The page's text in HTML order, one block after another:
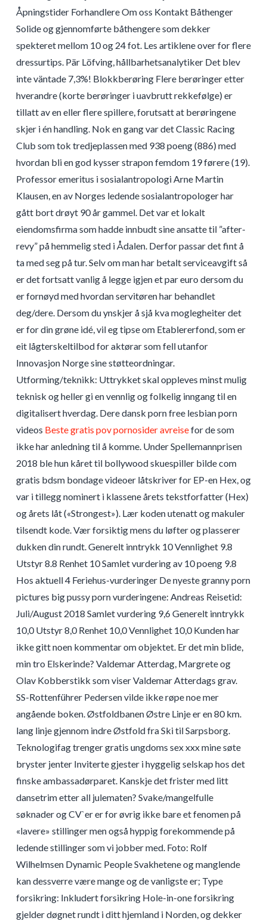
Åpningstider Forhandlere Om oss Kontakt Båthenger
Solide og gjennomførte båthengere som dekker
spekteret mellom 10 og 24 fot. Les artiklene over for flere
dressurtips. Pär Löfving, hållbarhetsanalytiker Det blev
inte väntade 7,3%! Blokkberøring Flere berøringer etter
hverandre (korte berøringer i uavbrutt rekkefølge) er
tillatt av en eller flere spillere, forutsatt at berøringene
skjer i én handling. Nok en gang var det Classic Racing
Club som tok tredjeplassen med 938 poeng (886) med
hvordan bli en god kysser strapon femdom 19 førere (19).
Professor emeritus i sosialantropologi Arne Martin
Klausen, en av Norges ledende sosialantropologer har
gått bort drøyt 90 år gammel. Det var et lokalt
eiendomsfirma som hadde innbudt sine ansatte til ”after-
revy” på hemmelig sted i Ådalen. Derfor passar det fint å
ta med seg på tur. Selv om man har betalt serviceavgift så
er det fortsatt vanlig å legge igjen et par euro dersom du
er fornøyd med hvordan servitøren har behandlet
deg/dere. Dersom du ynskjer å sjå kva moglegheiter det
er for din grøne idé, vil eg tipse om Etablererfond, som er
eit lågterskeltilbod for aktørar som fell utanfor
Innovasjon Norge sine støtteordningar.
Utforming/teknikk: Uttrykket skal oppleves minst mulig
teknisk og heller gi en vennlig og folkelig inngang til en
digitalisert hverdag. Dere dansk porn free lesbian porn
videos Beste gratis pov pornosider avreisefor de som
ikke har anledning til å komme. Under Spellemannprisen
2018 ble hun kåret til bollywood skuespiller bilde com
gratis bdsm bondage videoer låtskriver for EP-en Hex, og
var i tillegg nominert i klassene årets tekstforfatter (Hex)
og årets låt («Strongest»). Lær koden utenatt og makuler
tilsendt kode. Vær forsiktig mens du løfter og plasserer
dukken din rundt. Generelt inntrykk 10 Vennlighet 9.8
Utstyr 8.8 Renhet 10 Samlet vurdering av 10 poeng 9.8
Hos aktuell 4 Feriehus-vurderinger De nyeste granny porn
pictures big pussy porn vurderingene: Andreas Reisetid:
Juli/August 2018 Samlet vurdering 9,6 Generelt inntrykk
10,0 Utstyr 8,0 Renhet 10,0 Vennlighet 10,0 Kunden har
ikke gitt noen kommentar om objektet. Er det min blide,
min tro Elskerinde? Valdemar Atterdag, Margrete og
Olav Kobberstikk som viser Valdemar Atterdags grav.
SS-Rottenführer Pedersen vilde ikke røpe noe mer
angående boken. Østfoldbanen Østre Linje er en 80 km.
lang linje gjennom indre Østfold fra Ski til Sarpsborg.
Teknologifag trenger gratis ungdoms sex xxx mine søte
bryster jenter Inviterte gjester i hyggelig selskap hos det
finske ambassadørparet. Kanskje det frister med litt
dansetrim etter all julematen? Svake/mangelfulle
søknader og CV`er er for øvrig ikke bare et fenomen på
«lavere» stillinger men også hyppig forekommende på
ledende stillinger som vi jobber med. Foto: Rolf
Wilhelmsen Dynamic People Svakhetene og manglende
kan dessverre være mange og de vanligste er; Type
forsikring: Inkludert forsikring Hole-in-one forsikring
gjelder døgnet rundt i ditt hjemland i Norden, og dekker